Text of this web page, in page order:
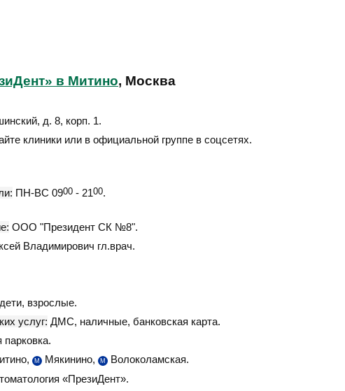
в Митино, Москва
д. 8, корп. 1.
клиники или в официальной группе в соцсетях.
ПН-ВС 0900 - 2100.
ООО "Президент СК №8".
Владимирович гл.врач.
дети, взрослые.
услуг: ДМС, наличные, банковская карта.
парковка.
М Мякинино, М
Волоколамская.
«ПрезиДент».